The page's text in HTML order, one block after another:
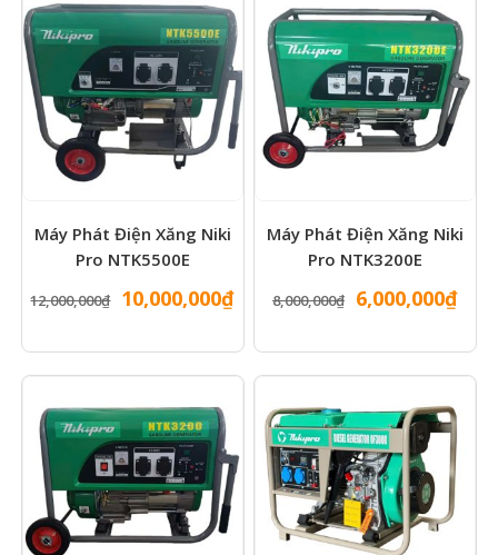
Máy Phát Điện Xăng Niki
Pro NTK5500E
12,000,000₫ Giá
là:
12,000,000₫.
10,000,000₫Giá
tại
là:
Máy Phát Điện Xăng Niki
Pro NTK3200E
8,000,000₫
Giá
là:
8,000,000₫.
6,000,000₫Giá
tại
là: